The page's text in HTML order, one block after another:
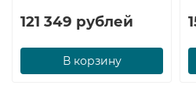
121 349 рублей
В корзину